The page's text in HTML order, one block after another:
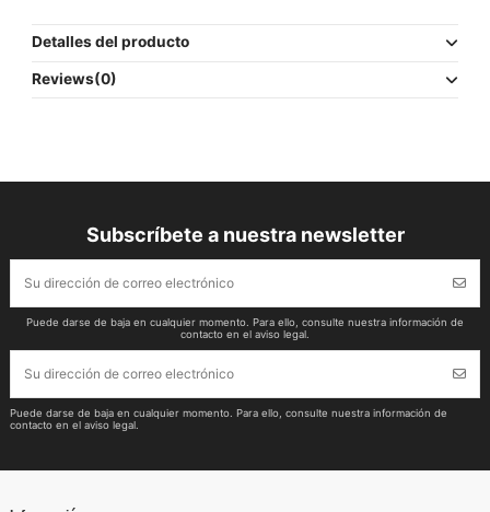
Detalles del producto
Reviews(0)
Subscríbete a nuestra newsletter
Puede darse de baja en cualquier momento. Para ello, consulte nuestra información de
contacto en el aviso legal.
Puede darse de baja en cualquier momento. Para ello, consulte nuestra información de
contacto en el aviso legal.